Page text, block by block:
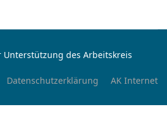
des Arbeitskreis
Datenschutzerklärung AK Internet